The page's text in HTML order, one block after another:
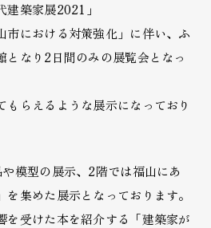
築家展2021」
市における対策強化」に伴い、ふ
となり2日間のみの展覧会となっ
らえるような展示になっており
模型の展示、2階では福山にあ
集めた展示となっております。
を受けた本を紹介する「建築家が